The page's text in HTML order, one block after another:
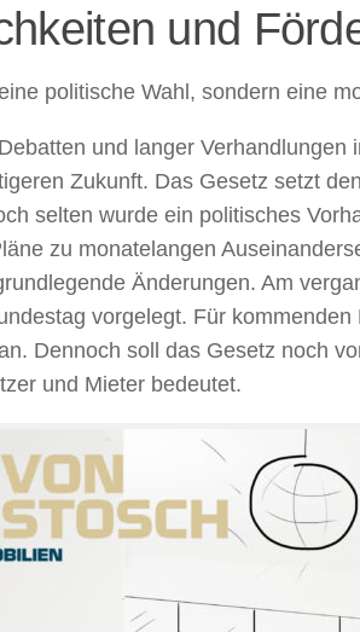
und
politische Wahl, sondern eine
und langer
Zukunft. Das Gesetz setzt
selten wurde ein politisches
zu monatelangen
Änderungen. Am
vorgelegt. Für
Dennoch soll das Gesetz noch
und Mieter bedeutet.